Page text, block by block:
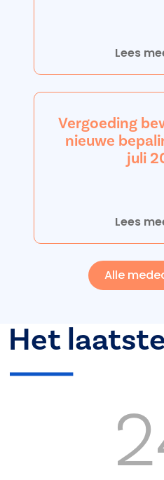
Lees
Vergoeding
nieuwe
juli
Lees
Alle
Het